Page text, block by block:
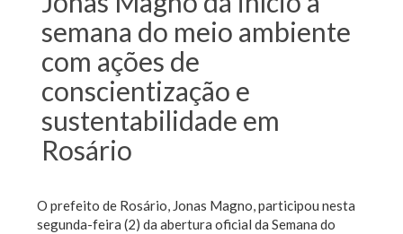
semana do meio ambiente
com ações de
conscientização e
sustentabilidade em
Rosário
O prefeito de Rosário, Jonas Magno, participou nesta
segunda-feira (2) da abertura oficial da Semana do